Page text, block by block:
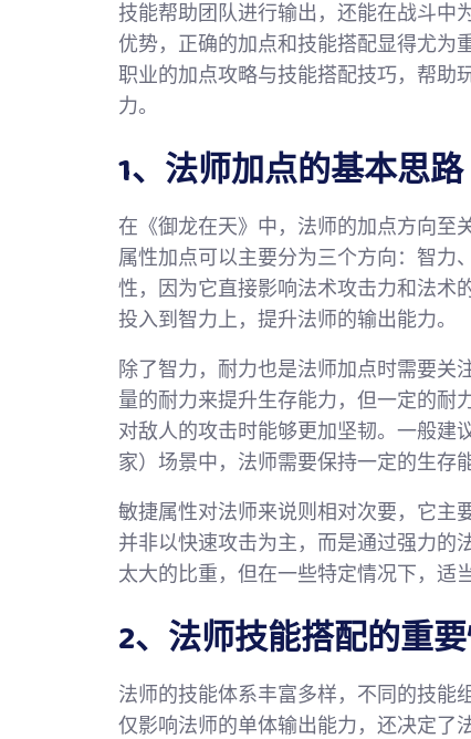
技能帮助团队进行输出，还能在战斗中
优势，正确的加点和技能搭配显得尤为
职业的加点攻略与技能搭配技巧，帮助
力。
1、法师加点的基本思路
在《御龙在天》中，法师的加点方向至
属性加点可以主要分为三个方向：智力
性，因为它直接影响法术攻击力和法术
投入到智力上，提升法师的输出能力。
除了智力，耐力也是法师加点时需要关
量的耐力来提升生存能力，但一定的耐
对敌人的攻击时能够更加坚韧。一般建
家）场景中，法师需要保持一定的生存能
敏捷属性对法师来说则相对次要，它主
并非以快速攻击为主，而是通过强力的
太大的比重，但在一些特定情况下，适
2、法师技能搭配的重
法师的技能体系丰富多样，不同的技能
仅影响法师的单体输出能力，还决定了